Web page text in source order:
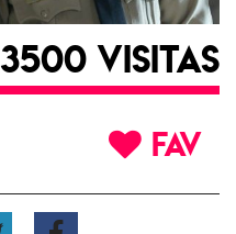
3500 VISITAS
FAV